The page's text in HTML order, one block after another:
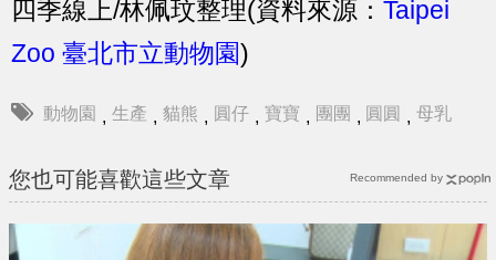
四季線上/林佩玟整理(資料來源： Taipei
Zoo 臺北市立動物園)
動物園 , 生產 , 貓熊 , 圓仔 , 寶寶 , 團團 , 圓圓 , 母乳
您也可能喜歡這些文章 Recommended by